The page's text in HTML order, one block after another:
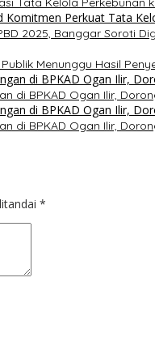
2025, Banggar Soroti
Menunggu Hasil
di BPKAD Ogan Ilir,
di BPKAD Ogan Ilir,
*